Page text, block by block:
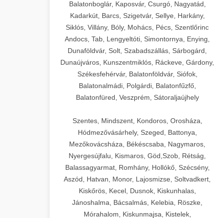
Balatonboglár, Kaposvár, Csurgó, Nagyatád,
Kadarkút, Barcs, Szigetvár, Sellye, Harkány,
Siklós, Villány, Bóly, Mohács, Pécs, Szentlőrinc
Andocs, Tab, Lengyeltóti, Simontornya, Enying,
Dunaföldvár, Solt, Szabadszállás, Sárbogárd,
Dunaújváros, Kunszentmiklós, Ráckeve, Gárdony,
Székesfehérvár, Balatonföldvár, Siófok,
Balatonalmádi, Polgárdi, Balatonfűzfő,
Balatonfüred, Veszprém, Sátoraljaújhely
Szentes, Mindszent, Kondoros, Orosháza,
Hódmezővásárhely, Szeged, Battonya,
Mezőkovácsháza, Békéscsaba, Nagymaros,
Nyergesújfalu, Kismaros, Göd,Szob, Rétság,
Balassagyarmat, Romhány, Hollókő, Szécsény,
Aszód, Hatvan, Monor, Lajosmizse, Soltvadkert,
Kiskőrös, Kecel, Dusnok, Kiskunhalas,
Jánoshalma, Bácsalmás, Kelebia, Röszke,
Mórahalom, Kiskunmajsa, Kistelek,